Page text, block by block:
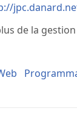
de la